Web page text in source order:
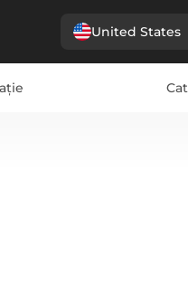
United States